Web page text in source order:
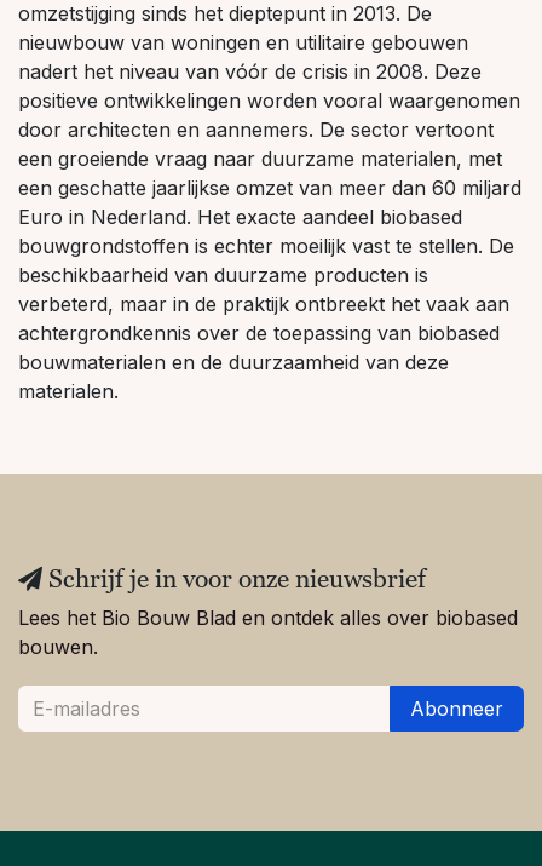
omzetstijging sinds het dieptepunt in 2013. De
nieuwbouw van woningen en utilitaire gebouwen
nadert het niveau van vóór de crisis in 2008. Deze
positieve ontwikkelingen worden vooral waargenomen
door architecten en aannemers. De sector vertoont
een groeiende vraag naar duurzame materialen, met
een geschatte jaarlijkse omzet van meer dan 60 miljard
Euro in Nederland. Het exacte aandeel biobased
bouwgrondstoffen is echter moeilijk vast te stellen. De
beschikbaarheid van duurzame producten is
verbeterd, maar in de praktijk ontbreekt het vaak aan
achtergrondkennis over de toepassing van biobased
bouwmaterialen en de duurzaamheid van deze
materialen.
Schrijf je in voor onze nieuwsbrief
Lees het Bio Bouw Blad en ontdek alles over biobased
bouwen.
Abonneer